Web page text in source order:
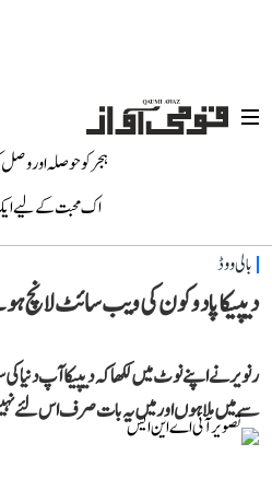
ہجر کو حوصلہ اور
اک محبت کے لیے
بالی ووڈ
دیپیکا پادوکون کی ویب سائٹ لانچ
رنویر نے اپنے نوٹ میں لکھا کہ دیپیکا آپ
سے میں ملا ہوں اور میں یہ بات صرف اس لئے